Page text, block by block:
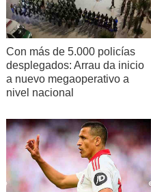
Con más de 5.000 policías
desplegados: Arrau da inicio
a nuevo megaoperativo a
nivel nacional